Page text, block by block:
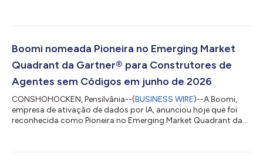
ambição. A pesquisa da Forrester, realizada com 409
de diretoria ou superiores na América do Norte, Europa e Ásia-
Pacífico, constatou que 86% das organizações...
Boomi nomeada Pioneira no Emerging Market
Quadrant da Gartner® para Construtores de
Agentes sem Códigos em junho de 2026
CONSHOHOCKEN, Pensilvânia--(BUSINESS WIRE)--A Boomi,
empresa de ativação de dados por IA, anunciou hoje que foi
reconhecida como Pioneira no Emerging Market Quadrant da
NCABs como produtos entregues via SaaS que oferecem um